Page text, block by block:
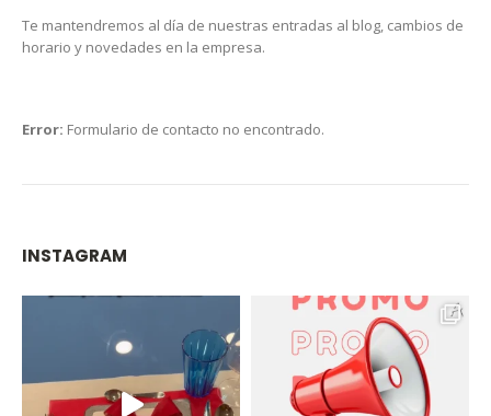
Te mantendremos al día de nuestras entradas al blog, cambios de
horario y novedades en la empresa.
Error: Formulario de contacto no encontrado.
INSTAGRAM